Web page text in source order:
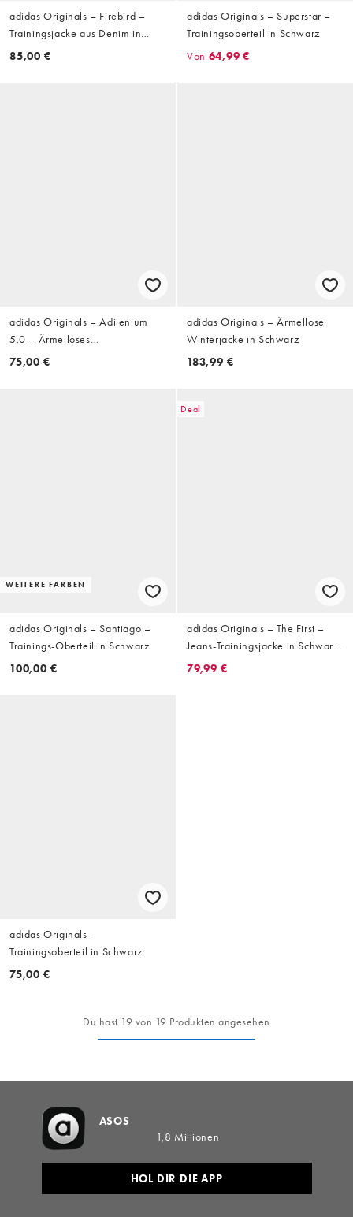
adidas Originals – Firebird –
Trainingsjacke aus Denim in
Schwarz
85,00 €
adidas Originals – Superstar –
Trainingsoberteil in Schwarz
Von 64,99 €
adidas Originals – Adilenium
5.0 – Ärmelloses
Trainingsoberteil in Schwarz
75,00 €
adidas Originals – Ärmellose
Winterjacke in Schwarz
183,99 €
WEITERE FARBEN
adidas Originals – Santiago –
Trainings-Oberteil in Schwarz
100,00 €
Deal
adidas Originals – The First –
Jeans-Trainingsjacke in Schwarz
und Grau
79,99 €
adidas Originals -
Trainingsoberteil in Schwarz
75,00 €
Du hast 19 von 19 Produkten angesehen
ASOS
1,8 Millionen
HOL DIR DIE APP